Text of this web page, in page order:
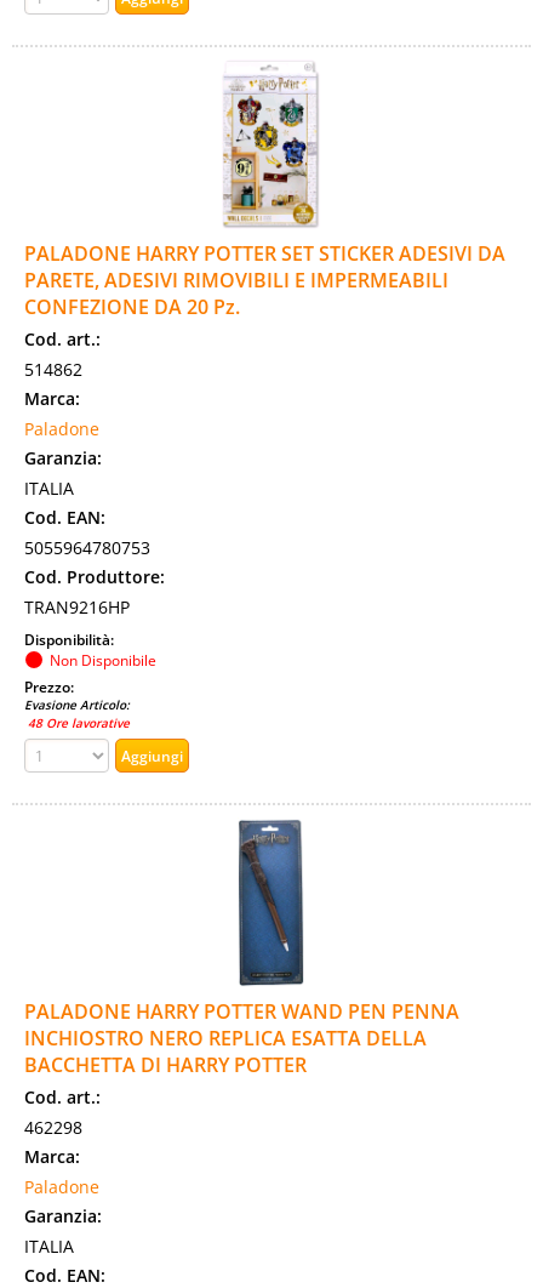
PALADONE HARRY POTTER SET STICKER ADESIVI DA
PARETE, ADESIVI RIMOVIBILI E IMPERMEABILI
CONFEZIONE DA 20 Pz.
Cod. art.:
514862
Marca:
Paladone
Garanzia:
ITALIA
Cod. EAN:
5055964780753
Cod. Produttore:
TRAN9216HP
Disponibilità:
Non Disponibile
Prezzo:
Evasione Articolo:
48 Ore lavorative
PALADONE HARRY POTTER WAND PEN PENNA
INCHIOSTRO NERO REPLICA ESATTA DELLA
BACCHETTA DI HARRY POTTER
Cod. art.:
462298
Marca:
Paladone
Garanzia:
ITALIA
Cod. EAN: